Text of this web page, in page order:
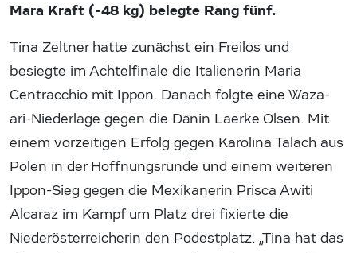
Mara Kraft (-48 kg) belegte Rang fünf.
Tina Zeltner hatte zunächst ein Freilos und
besiegte im Achtelfinale die Italienerin Maria
Centracchio mit Ippon. Danach folgte eine Waza-
ari-Niederlage gegen die Dänin Laerke Olsen. Mit
einem vorzeitigen Erfolg gegen Karolina Talach aus
Polen in der Hoffnungsrunde und einem weiteren
Ippon-Sieg gegen die Mexikanerin Prisca Awiti
Alcaraz im Kampf um Platz drei fixierte die
Niederösterreicherin den Podestplatz. „Tina hat das